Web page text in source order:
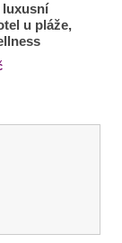
u pláže,